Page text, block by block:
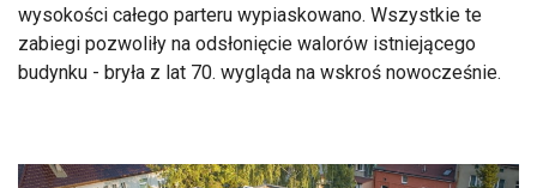
wysokości całego parteru wypiaskowano. Wszystkie te
zabiegi pozwoliły na odsłonięcie walorów istniejącego
budynku - bryła z lat 70. wygląda na wskroś nowocześnie.